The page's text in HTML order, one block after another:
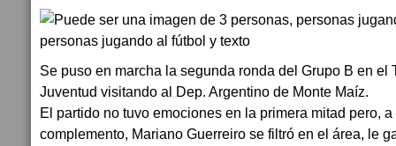
Se puso en marcha la segunda ronda del Grupo B en el
Juventud visitando al Dep. Argentino de Monte Maíz.
El partido no tuvo emociones en la primera mitad pero,
complemento, Mariano Guerreiro se filtró en el área, le